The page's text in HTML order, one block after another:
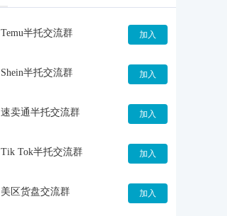
Temu半托交流群 加入
Shein半托交流群 加入
速卖通半托交流群 加入
Tik Tok半托交流群 加入
美区货盘交流群 加入